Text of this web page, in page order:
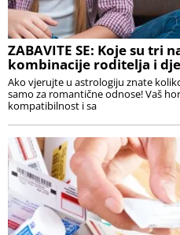
ZABAVITE SE: Koje su tri
kombinacije roditelja i
Ako vjerujte u astrologiju znate
samo za romantične odnose! Vaš
kompatibilnost i sa